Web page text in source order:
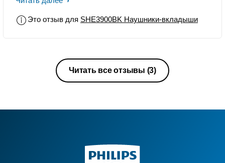
Это отзыв для SHE3900BK Наушники-вкладыши
Читать все отзывы (3)